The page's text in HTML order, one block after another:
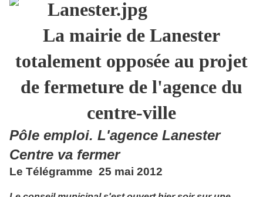
La mairie de Lanester
totalement opposée au projet
de fermeture de l'agence du
centre-ville
Pôle emploi. L'agence Lanester
Centre va fermer
Le Télégramme 25 mai 2012